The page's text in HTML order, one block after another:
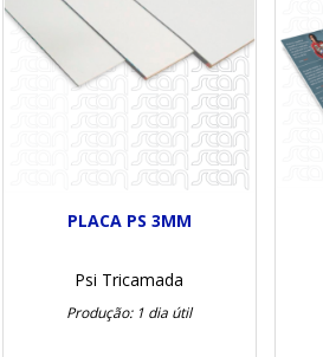
PLACA PS 3MM
Psi Tricamada
Produção: 1 dia útil